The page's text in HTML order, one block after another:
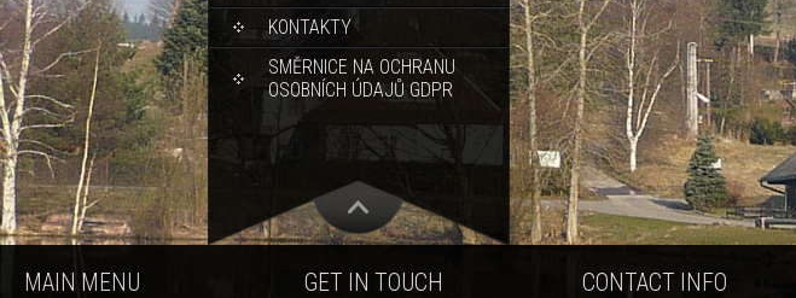
KONTAKTY
SMĚRNICE NA OCHRANU
OSOBNÍCH ÚDAJŮ GDPR
MAIN MENU GET IN TOUCH CONTACT INFO